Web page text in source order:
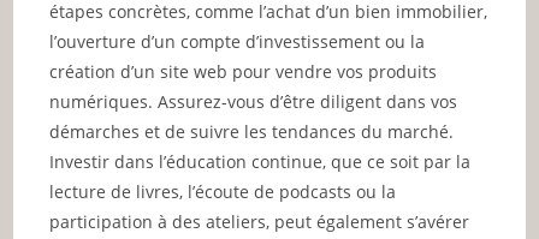
étapes concrètes, comme l’achat d’un bien immobilier,
l’ouverture d’un compte d’investissement ou la
création d’un site web pour vendre vos produits
numériques. Assurez-vous d’être diligent dans vos
démarches et de suivre les tendances du marché.
Investir dans l’éducation continue, que ce soit par la
lecture de livres, l’écoute de podcasts ou la
participation à des ateliers, peut également s’avérer